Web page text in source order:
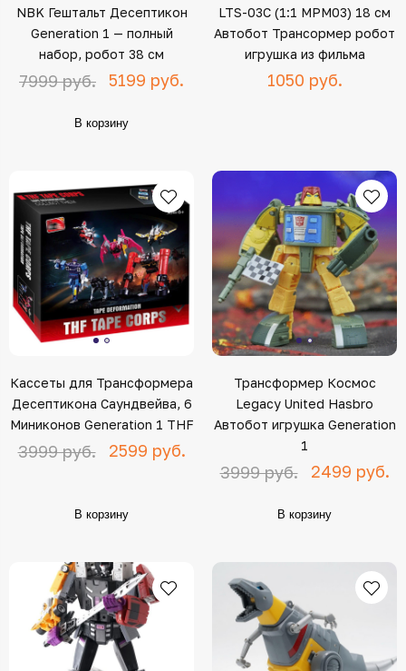
NBK Гештальт Десептикон
Generation 1 — полный
набор, робот 38 см
7999 руб. 5199 руб.
В корзину
LTS-03C (1:1 MPM03) 18 см
Автобот Трансормер робот
игрушка из фильма
1050 руб.
Кассеты для Трансформера
Десептикона Саундвейва, 6
Миниконов Generation 1 THF
3999 руб. 2599 руб.
В корзину
Трансформер Космос
Legacy United Hasbro
Автобот игрушка Generation
1
3999 руб. 2499 руб.
В корзину